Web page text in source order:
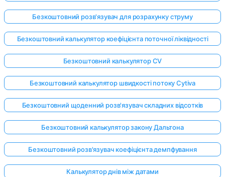
Безкоштовний розв'язувач для розрахунку струму
Безкоштовний калькулятор коефіцієнта поточної ліквідності
Безкоштовний калькулятор CV
Безкоштовний калькулятор швидкості потоку Cytiva
Безкоштовний щоденний розв'язувач складних відсотків
Безкоштовний калькулятор закону Дальтона
Безкоштовний розв'язувач коефіцієнта демпфування
Калькулятор днів між датами